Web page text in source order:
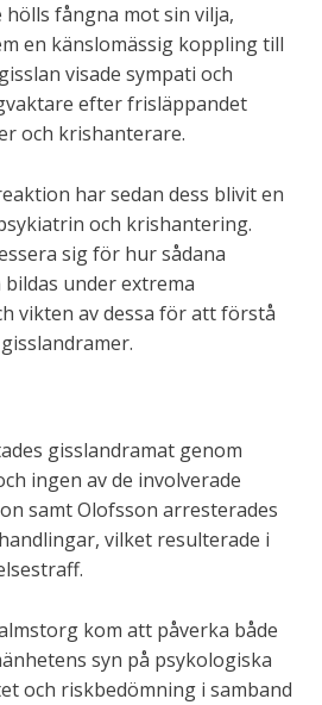
fångna mot sin vilja,
en känslomässig koppling till
visade sympati och
efter frisläppandet
och krishanterare.
har sedan dess blivit en
och krishantering.
sig för hur sådana
under extrema
vikten av dessa för att förstå
gisslandramat genom
ingen av de involverade
samt Olofsson arresterades
vilket resulterade i
kom att påverka både
syn på psykologiska
och riskbedömning i samband